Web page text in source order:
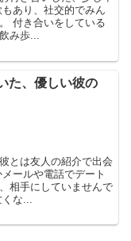
あり、社交的でみん
付き合いをしている
み歩...
た、優しい彼の
とは友人の紹介で出会
ールや電話でデート
相手にしていませんで
な...